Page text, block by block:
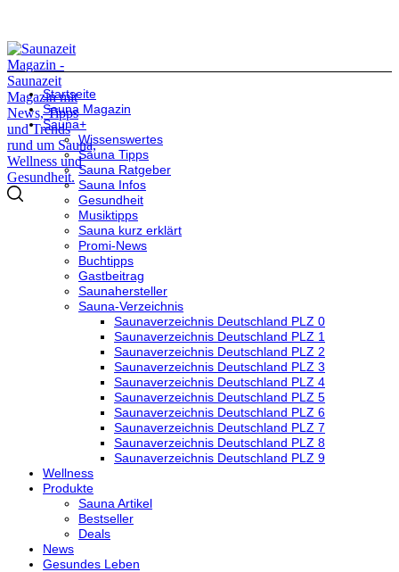
Startseite
Sauna Magazin
Sauna+
Wissenswertes
Sauna Tipps
Sauna Ratgeber
Sauna Infos
Gesundheit
Musiktipps
Sauna kurz erklärt
Promi-News
Buchtipps
Gastbeitrag
Saunahersteller
Sauna-Verzeichnis
Saunaverzeichnis Deutschland PLZ 0
Saunaverzeichnis Deutschland PLZ 1
Saunaverzeichnis Deutschland PLZ 2
Saunaverzeichnis Deutschland PLZ 3
Saunaverzeichnis Deutschland PLZ 4
Saunaverzeichnis Deutschland PLZ 5
Saunaverzeichnis Deutschland PLZ 6
Saunaverzeichnis Deutschland PLZ 7
Saunaverzeichnis Deutschland PLZ 8
Saunaverzeichnis Deutschland PLZ 9
Wellness
Produkte
Sauna Artikel
Bestseller
Deals
News
Gesundes Leben